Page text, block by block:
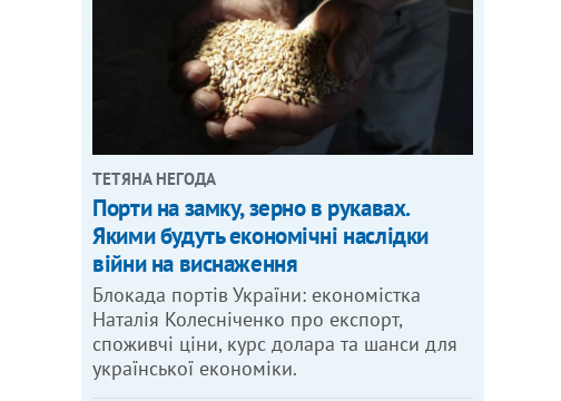
ТЕТЯНА НЕГОДА
Порти на замку, зерно в рукавах.
Якими будуть економічні наслідки
війни на виснаження
Блокада портів України: економістка
Наталія Колесніченко про експорт,
споживчі ціни, курс долара та шанси для
української економіки.